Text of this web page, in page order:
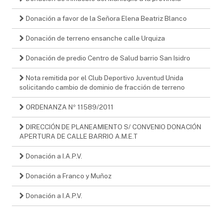
Donación a favor de la Señora Elena Beatriz Blanco
Donación de terreno ensanche calle Urquiza
Donación de predio Centro de Salud barrio San Isidro
Nota remitida por el Club Deportivo Juventud Unida
solicitando cambio de dominio de fracción de terreno
ORDENANZA Nº 11589/2011
DIRECCIÓN DE PLANEAMIENTO S/ CONVENIO DONACIÓN
APERTURA DE CALLE BARRIO A.M.E.T
Donación a I.A.P.V.
Donación a Franco y Muñoz
Donación a I.A.P.V.